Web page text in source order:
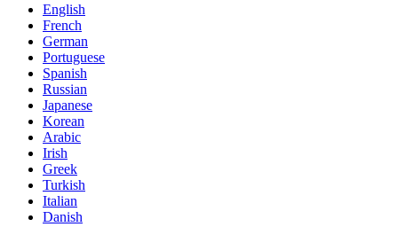
English
French
German
Portuguese
Spanish
Russian
Japanese
Korean
Arabic
Irish
Greek
Turkish
Italian
Danish